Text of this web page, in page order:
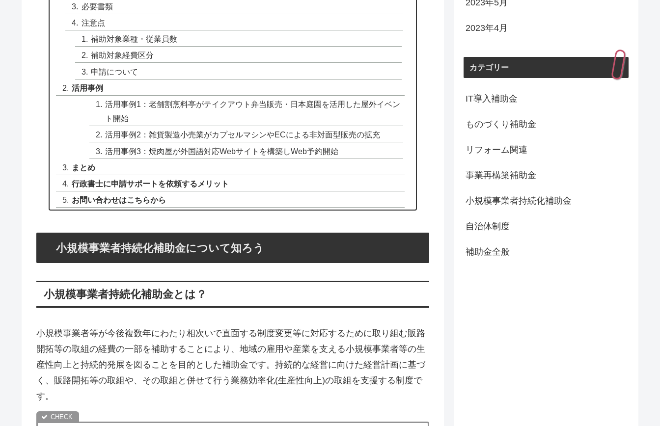
必要書類
注意点
補助対象業種・従業員数
補助対象経費区分
申請について
活用事例
活用事例1：老舗割烹料亭がテイクアウト弁当販売・日本庭園を活用した屋外イベン
ト開始
活用事例2：雑貨製造小売業がカプセルマシンやECによる非対面型販売の拡充
活用事例3：焼肉屋が外国語対応Webサイトを構築しWeb予約開始
まとめ
行政書士に申請サポートを依頼するメリット
お問い合わせはこちらから
小規模事業者持続化補助金について知ろう
小規模事業者持続化補助金とは？
小規模事業者等が今後複数年にわたり相次いで直面する制度変更等に対応するために取り組む販路
開拓等の取組の経費の一部を補助することにより、地域の雇用や産業を支える小規模事業者等の生
産性向上と持続的発展を図ることを目的とした補助金です。持続的な経営に向けた経営計画に基づ
く、販路開拓等の取組や、その取組と併せて行う業務効率化(生産性向上)の取組を支援する制度で
す。
2023年5月
2023年4月
カテゴリー
IT導入補助金
ものづくり補助金
リフォーム関連
事業再構築補助金
小規模事業者持続化補助金
自治体制度
補助金全般